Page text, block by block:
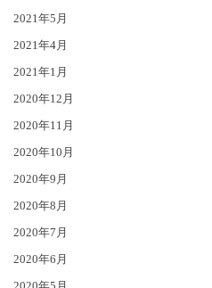
2021年5月
2021年4月
2021年1月
2020年12月
2020年11月
2020年10月
2020年9月
2020年8月
2020年7月
2020年6月